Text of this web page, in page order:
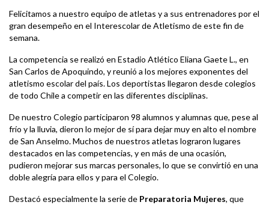
Felicitamos a nuestro equipo de atletas y a sus entrenadores por el
gran desempeño en el Interescolar de Atletismo de este fin de
semana.
La competencia se realizó en Estadio Atlético Eliana Gaete L., en
San Carlos de Apoquindo, y reunió a los mejores exponentes del
atletismo escolar del país. Los deportistas llegaron desde colegios
de todo Chile a competir en las diferentes disciplinas.
De nuestro Colegio participaron 98 alumnos y alumnas que, pese al
frío y la lluvia, dieron lo mejor de sí para dejar muy en alto el nombre
de San Anselmo. Muchos de nuestros atletas lograron lugares
destacados en las competencias, y en más de una ocasión,
pudieron mejorar sus marcas personales, lo que se convirtió en una
doble alegría para ellos y para el Colegio.
Destacó especialmente la serie de Preparatoria Mujeres, que